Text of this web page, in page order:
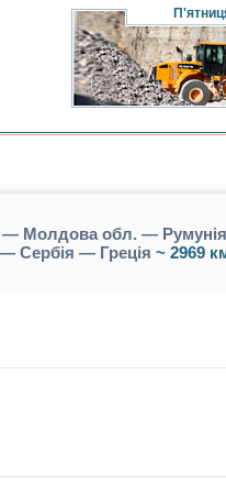
— Молдова обл. —
Сербія — Греція ~ 2969